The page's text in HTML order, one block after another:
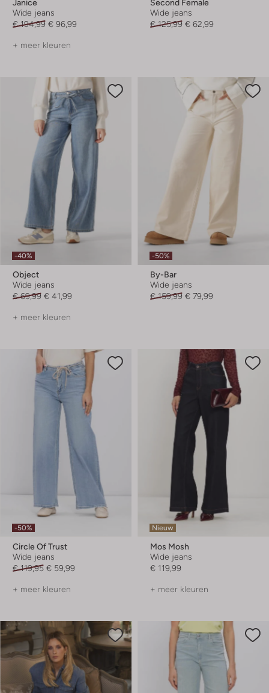
Janice
Wide jeans
€ 194,99 € 96,99
+ meer kleuren
Second Female
Wide jeans
€ 125,99 € 62,99
-40%
Object
Wide jeans
€ 69,99 € 41,99
+ meer kleuren
-50%
By-Bar
Wide jeans
€ 159,99 € 79,99
-50%
Circle Of Trust
Wide jeans
€ 119,95 € 59,99
+ meer kleuren
Nieuw
Mos Mosh
Wide jeans
€ 119,99
+ meer kleuren